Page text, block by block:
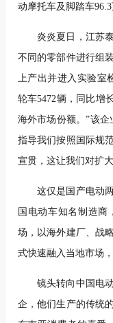
动摩托车及脚踏车96.3
炎炎夏日，江苏
不同的零部件进行组
上产出并进入实验
轮车5472辆，同比增
海外市场份额。”该
指导我们按照国际规
宣贯，这让我们对扩
这仅是国产电动
国电动车知名制造
场，以海外建厂、战
式快速融入当地市场
镜头转向中国电
企，他们生产的传统